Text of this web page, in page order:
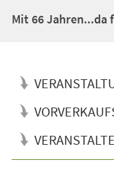
Mit 66 Jahren...da